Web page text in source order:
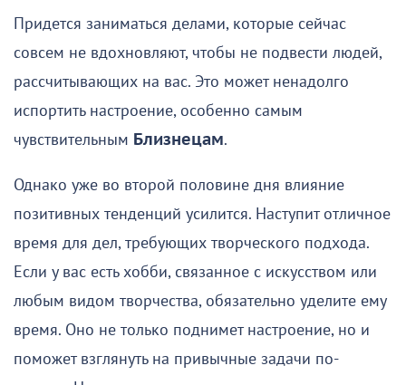
Придется заниматься делами, которые сейчас
совсем не вдохновляют, чтобы не подвести людей,
рассчитывающих на вас. Это может ненадолго
испортить настроение, особенно самым
чувствительным Близнецам.
Однако уже во второй половине дня влияние
позитивных тенденций усилится. Наступит отличное
время для дел, требующих творческого подхода.
Если у вас есть хобби, связанное с искусством или
любым видом творчества, обязательно уделите ему
время. Оно не только поднимет настроение, но и
поможет взглянуть на привычные задачи по-